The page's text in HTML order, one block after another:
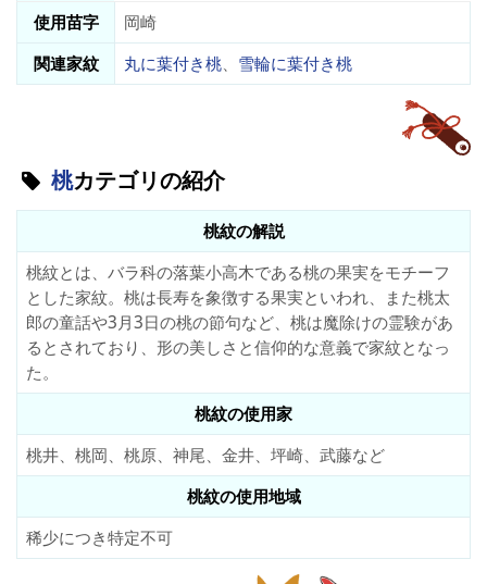
使用苗字
岡崎
関連家紋
丸に葉付き桃、 雪輪に葉付き桃
桃カテゴリの紹介
桃紋の解説
桃紋とは、バラ科の落葉小高木である桃の果実をモチーフ
とした家紋。桃は長寿を象徴する果実といわれ、また桃太
郎の童話や3月3日の桃の節句など、桃は魔除けの霊験があ
るとされており、形の美しさと信仰的な意義で家紋となっ
た。
桃紋の使用家
桃井、桃岡、桃原、神尾、金井、坪崎、武藤など
桃紋の使用地域
稀少につき特定不可